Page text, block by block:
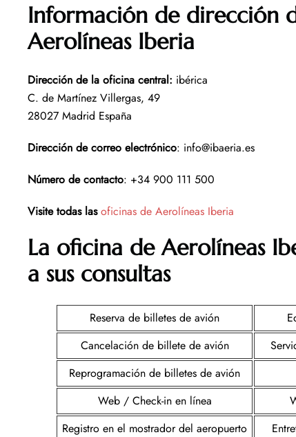
Información de dirección
Aerolíneas Iberia
Dirección de la oficina central: ibérica
C. de Martínez Villergas, 49
28027 Madrid España
Dirección de correo electrónico: info@ibaeria.es
Número de contacto: +34 900 111 500
Visite todas las oficinas de Aerolíneas Iberia
La oficina de Aerolíneas
a sus consultas
Reserva de billetes de avión
Cancelación de billete de avión
Reprogramación de billetes de avión
Web / Check-in en línea
Registro en el mostrador del aeropuerto